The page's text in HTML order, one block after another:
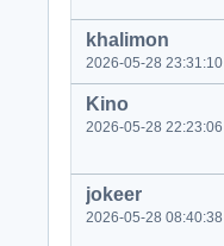
khalimon
2026-05-28 23:31:10
Kino
2026-05-28 22:23:06
jokeer
2026-05-28 08:40:38